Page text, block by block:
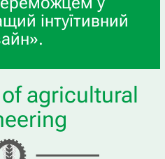
інтуїтивний
agricultural